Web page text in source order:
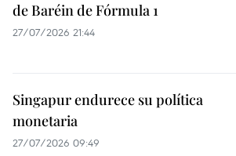
de Baréin de Fórmula 1
27/07/2026 21:44
Singapur endurece su política
monetaria
27/07/2026 09:49